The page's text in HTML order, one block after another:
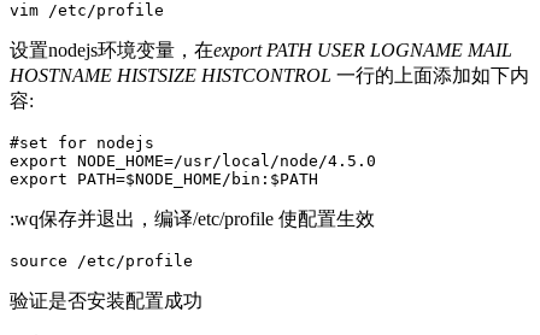
设置nodejs环境变量，在export PATH USER LOGNAME MAIL
HOSTNAME HISTSIZE HISTCONTROL 一行的上面添加如下内
容:
#set for nodejs
export NODE_HOME=/usr/local/node/4.5.0
:wq保存并退出，编译/etc/profile 使配置生效
验证是否安装配置成功